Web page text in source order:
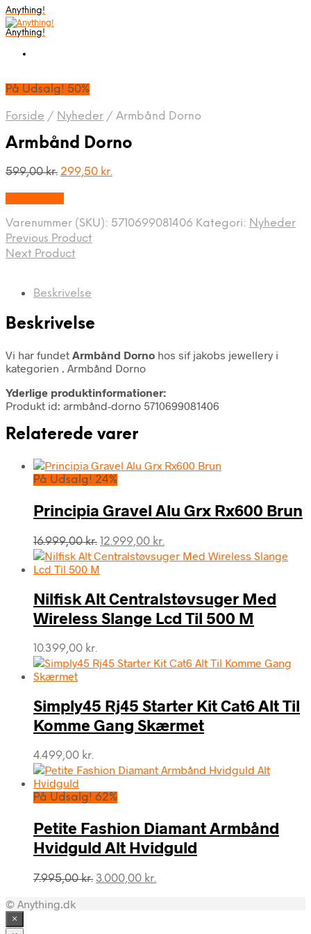
Anything!
Anything!
På Udsalg! 50%
Forside / Nyheder / Armbånd Dorno
Armbånd Dorno
599,00kr. Den
599,00 kr..
299,50 kr.Den
299,50 kr..
Varenummer (SKU): 5710699081406 Kategori: Nyheder
Previous Product
Next Product
Beskrivelse
Beskrivelse
Vi har fundet Armbånd Dorno hos sif jakobs jewellery i
kategorien . Armbånd Dorno
Yderlige produktinformationer:
Produkt id: armbånd-dorno 5710699081406
Relaterede varer
På Udsalg! 24%
Principia Gravel Alu Grx Rx600 Brun
16.999,00kr. Den
oprindelige
16.999,00 kr..
12.999,00 kr.
aktuelle
12.999,00 kr..
Nilfisk Alt Centralstøvsuger Med
Wireless Slange Lcd Til 500 M
10.399,00 kr.
Simply45 Rj45 Starter Kit Cat6 Alt Til
Komme Gang Skærmet
4.499,00 kr.
På Udsalg! 62%
Petite Fashion Diamant Armbånd
Hvidguld Alt Hvidguld
7.995,00kr. Den
3.000,00 kr.
© Anything.dk
×